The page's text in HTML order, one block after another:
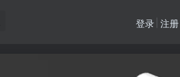
登录 注册